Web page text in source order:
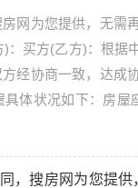
网为您提供，无需
买方(乙方)：根据
经协商一致，达成
体状况如下：房屋
，搜房网为您提